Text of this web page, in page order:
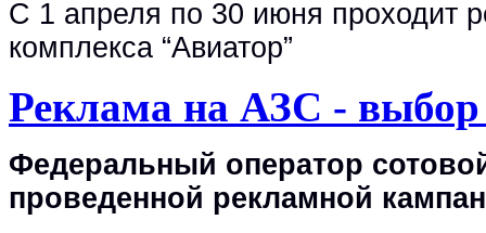
С 1 апреля по 30 июня проходит
комплекса “Авиатор”
Реклама на АЗС -
Федеральный оператор
проведенной рекламной